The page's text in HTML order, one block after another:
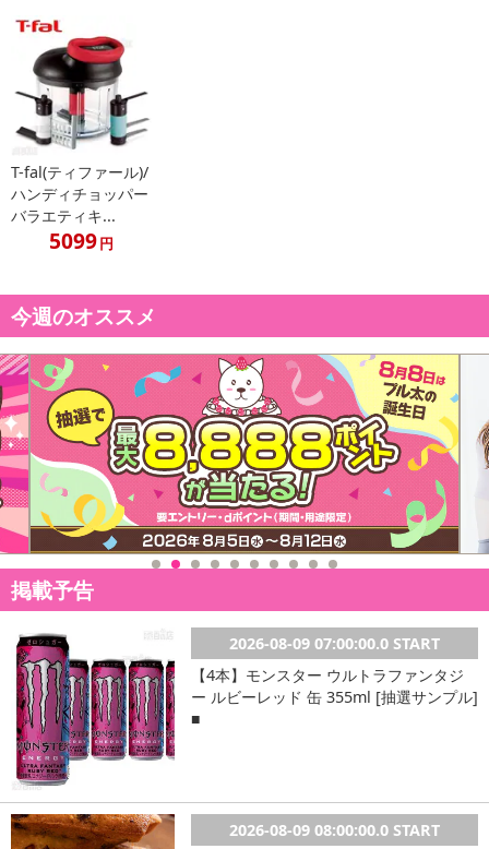
【お支払いについて】
※送料はお試し費用に含まれております。
※お支払い方法は、電話料金合算払い、クレジットカード、dポイン
トの利用となります。
【発送・お届け・商品について】
※お申込み頂きました商品の同梱、お届けの日時指定はいたしかね
ます。
金はいたしかねます。
また、お届け日時のご指定は、お受けできません。宅配業者からの
不在票にてご対応ください。
※発送予定日は前後する場合がございます。また商品によって発送
日が異なります。
※dショッピングサンプル百貨店よりお届けする商品は、ご利用いた
だいた後のご感想をいただくことを目的としており、転売等は固く
禁じます。
転売等、目的以外での利用が確認された場合は、サービス利用を停
止させていただきます。
発送日カレンダー
休業日
T-fal(ティファール)/
ハンディチョッパー
バラエティキ...
5099円
今週のオススメ
掲載予告
2026-08-09 07:00:00.0 START
【4本】モンスター ウルトラファンタジ
ー ルビーレッド 缶 355ml [抽選サンプル]
■
2026-08-09 08:00:00.0 START